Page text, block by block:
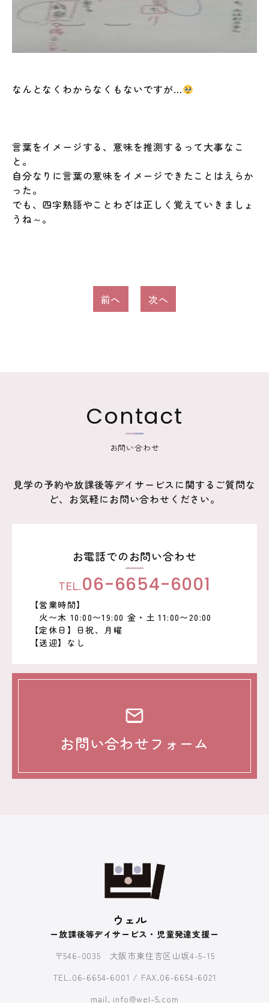
なんとなくわからなくもないですが…
言葉をイメージする、意味を推測するって大事なこ
と。
自分なりに言葉の意味をイメージできたことはえらか
った。
でも、四字熟語やことわざは正しく覚えていきましょ
うね～。
前へ 次へ
Contact
お問い合わせ
見学の予約や放課後等デイサービスに関するご質問な
ど、お気軽にお問い合わせください。
お電話でのお問い合わせ
TEL.06-6654-6001
【営業時間】
火〜木 10:00〜19:00 金・土 11:00〜20:00
【定休日】日祝、月曜
【送迎】なし
お問い合わせフォーム
ウェル
ー放課後等デイサービス・児童発達支援ー
〒546-0035 大阪市東住吉区山坂4-5-15
TEL.06-6654-6001 / FAX.06-6654-6021
mail. info@wel-5.com